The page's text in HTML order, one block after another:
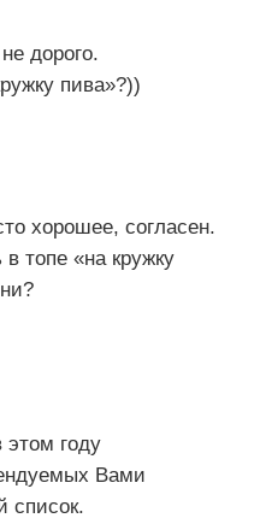
дорого.
пива»?))
хорошее, согласен.
топе «на кружку
году
Вами
список.